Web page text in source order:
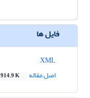
فایل ها
اصل مقاله
914.9 K